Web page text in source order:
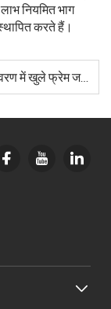
नियमित भाग
करते हैं।
कठोर वातावरण में खुले फ्रेम जनरेटर सेट को बनाए रखने के लिए मुख्य कदम क्या हैं?